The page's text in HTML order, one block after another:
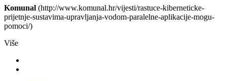
Komunal (http://www.komunal.hr/vijesti/rastuce-kiberneticke-
prijetnje-sustavima-upravljanja-vodom-paralelne-aplikacije-mogu-
pomoci/)
Više